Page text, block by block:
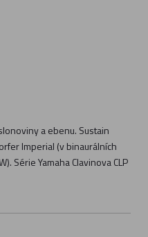
a ebenu. Sustain
Imperial (v binaurálních
Série Yamaha Clavinova CLP